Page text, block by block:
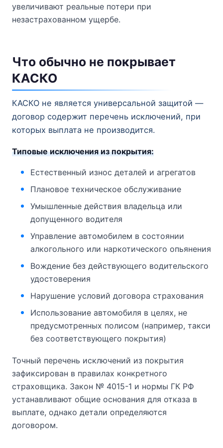
увеличивают реальные потери при
незастрахованном ущербе.
Что обычно не покрывает
КАСКО
КАСКО не является универсальной защитой —
договор содержит перечень исключений, при
которых выплата не производится.
Типовые исключения из покрытия:
Естественный износ деталей и агрегатов
Плановое техническое обслуживание
Умышленные действия владельца или
допущенного водителя
Управление автомобилем в состоянии
алкогольного или наркотического опьянения
Вождение без действующего водительского
удостоверения
Нарушение условий договора страхования
Использование автомобиля в целях, не
предусмотренных полисом (например, такси
без соответствующего покрытия)
Точный перечень исключений из покрытия
зафиксирован в правилах конкретного
страховщика. Закон № 4015-1 и нормы ГК РФ
устанавливают общие основания для отказа в
выплате, однако детали определяются
договором.